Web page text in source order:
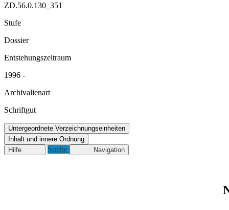
ZD.56.0.130_351
Stufe
Dossier
Entstehungszeitraum
1996 -
Archivalienart
Schriftgut
Untergeordnete Verzeichnungseinheiten
Inhalt und innere Ordnung
Hilfe
Suche Navigation